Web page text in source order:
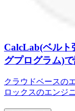
CalcLab(ベルト
グプログラム)
クラウドベースの
ロックスのエンジ